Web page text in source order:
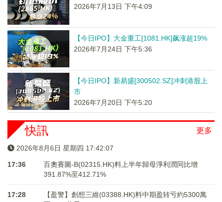
2026年7月13日 下午4:09
【今日IPO】大金重工[1081.HK]飙涨超19%
2026年7月24日 下午5:36
【今日IPO】新易盛[300502.SZ]冲刺港股上
市
2026年7月20日 下午5:20
更多
快訊
2026年8月6日 星期四 17:42:07
17:36
百奧賽圖-B(02315.HK)料上半年歸母淨利潤同比增
391.87%至412.71%
17:28
【盈警】創想三維(03388.HK)料中期盈转亏約5300萬